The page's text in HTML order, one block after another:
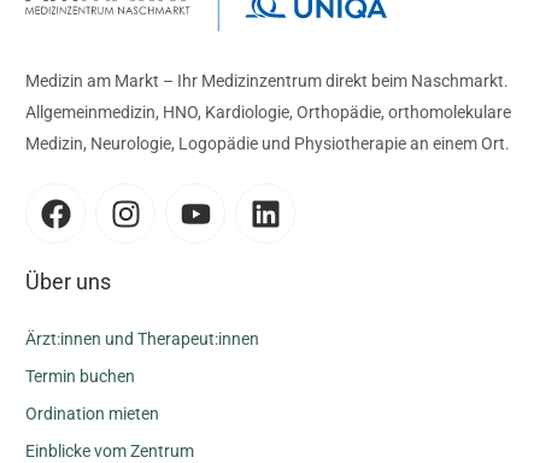
Medizin am Markt – Ihr Medizinzentrum direkt beim Naschmarkt.
Allgemeinmedizin, HNO, Kardiologie, Orthopädie, orthomolekulare
Medizin, Neurologie, Logopädie und Physiotherapie an einem Ort.
Über uns
Ärzt:innen und Therapeut:innen
Termin buchen
Ordination mieten
Einblicke vom Zentrum